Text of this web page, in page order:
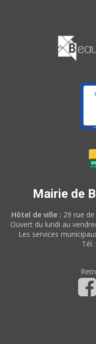
Mairie de
Hôtel de ville : 29 rue
Ouvert du lundi au
Les services
Tél.